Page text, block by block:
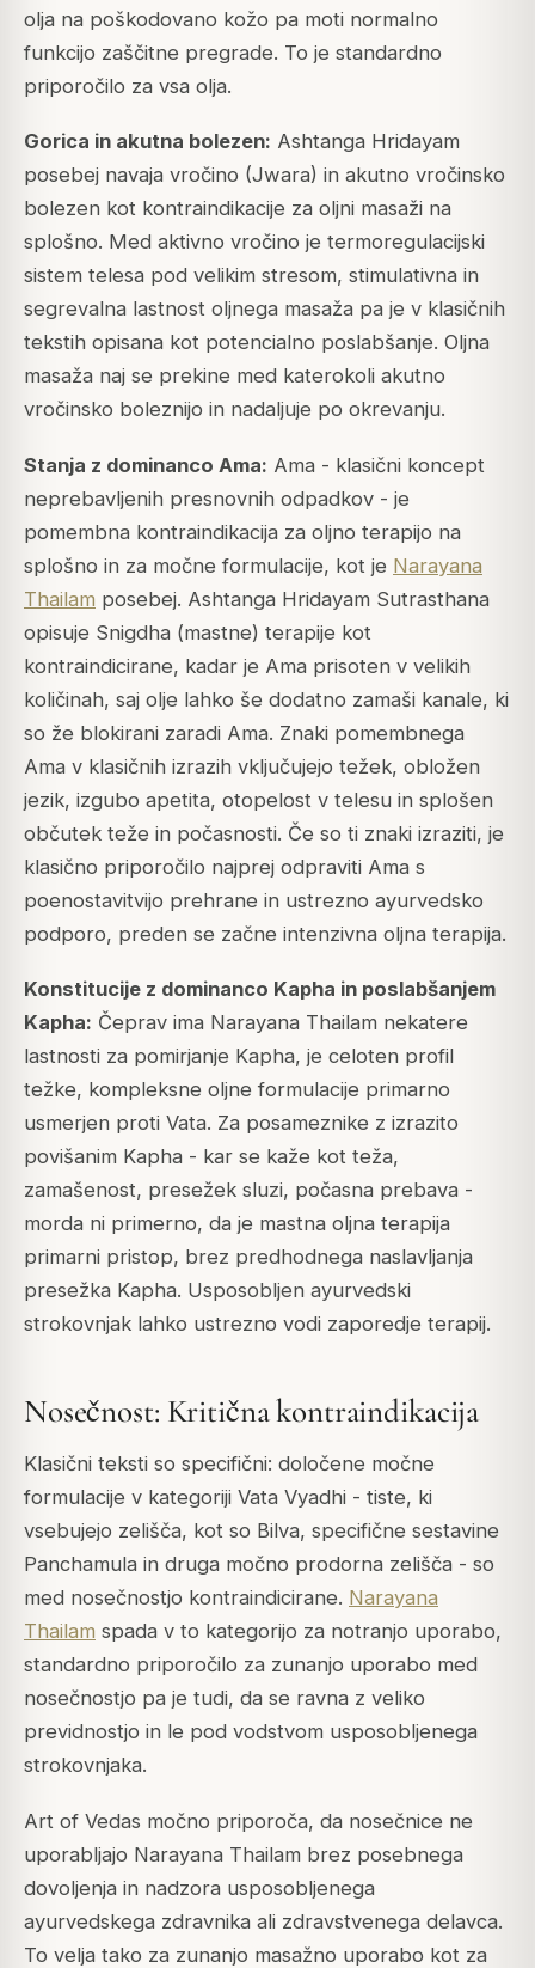
olja na poškodovano kožo pa moti normalno
funkcijo zaščitne pregrade. To je standardno
priporočilo za vsa olja.
Gorica in akutna bolezen: Ashtanga Hridayam
posebej navaja vročino (Jwara) in akutno vročinsko
bolezen kot kontraindikacije za oljni masaži na
splošno. Med aktivno vročino je termoregulacijski
sistem telesa pod velikim stresom, stimulativna in
segrevalna lastnost oljnega masaža pa je v klasičnih
tekstih opisana kot potencialno poslabšanje. Oljna
masaža naj se prekine med katerokoli akutno
vročinsko boleznijo in nadaljuje po okrevanju.
Stanja z dominanco Ama: Ama - klasični koncept
neprebavljenih presnovnih odpadkov - je
pomembna kontraindikacija za oljno terapijo na
splošno in za močne formulacije, kot je Narayana
Thailam posebej. Ashtanga Hridayam Sutrasthana
opisuje Snigdha (mastne) terapije kot
kontraindicirane, kadar je Ama prisoten v velikih
količinah, saj olje lahko še dodatno zamaši kanale, ki
so že blokirani zaradi Ama. Znaki pomembnega
Ama v klasičnih izrazih vključujejo težek, obložen
jezik, izgubo apetita, otopelost v telesu in splošen
občutek teže in počasnosti. Če so ti znaki izraziti, je
klasično priporočilo najprej odpraviti Ama s
poenostavitvijo prehrane in ustrezno ayurvedsko
podporo, preden se začne intenzivna oljna terapija.
Konstitucije z dominanco Kapha in poslabšanjem
Kapha: Čeprav ima Narayana Thailam nekatere
lastnosti za pomirjanje Kapha, je celoten profil
težke, kompleksne oljne formulacije primarno
usmerjen proti Vata. Za posameznike z izrazito
povišanim Kapha - kar se kaže kot teža,
zamašenost, presežek sluzi, počasna prebava -
morda ni primerno, da je mastna oljna terapija
primarni pristop, brez predhodnega naslavljanja
presežka Kapha. Usposobljen ayurvedski
strokovnjak lahko ustrezno vodi zaporedje terapij.
Nosečnost: Kritična kontraindikacija
Klasični teksti so specifični: določene močne
formulacije v kategoriji Vata Vyadhi - tiste, ki
vsebujejo zelišča, kot so Bilva, specifične sestavine
Panchamula in druga močno prodorna zelišča - so
med nosečnostjo kontraindicirane. Narayana
Thailam spada v to kategorijo za notranjo uporabo,
standardno priporočilo za zunanjo uporabo med
nosečnostjo pa je tudi, da se ravna z veliko
previdnostjo in le pod vodstvom usposobljenega
strokovnjaka.
Art of Vedas močno priporoča, da nosečnice ne
uporabljajo Narayana Thailam brez posebnega
dovoljenja in nadzora usposobljenega
ayurvedskega zdravnika ali zdravstvenega delavca.
To velja tako za zunanjo masažno uporabo kot za